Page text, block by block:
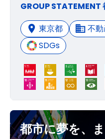
東京都
不
SDGs
都市に夢を、